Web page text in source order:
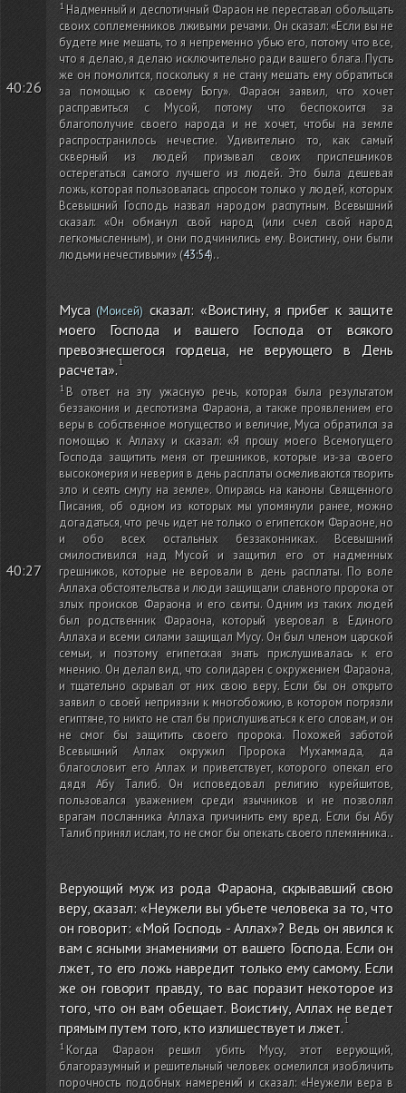
40:26
Надменный и деспотичный Фараон не переставал обольщать
своих соплеменников лживыми речами. Он сказал: «Если вы не
будете мне мешать, то я непременно убью его, потому что все,
что я делаю, я делаю исключительно ради вашего блага. Пусть
же он помолится, поскольку я не стану мешать ему обратиться
за помощью к своему Богу». Фараон заявил, что хочет
расправиться с Мусой, потому что беспокоится за
благополучие своего народа и не хочет, чтобы на земле
распространилось нечестие. Удивительно то, как самый
скверный из людей призывал своих приспешников
остерегаться самого лучшего из людей. Это была дешевая
ложь, которая пользовалась спросом только у людей, которых
Всевышний Господь назвал народом распутным. Всевышний
сказал: «Он обманул свой народ (или счел свой народ
легкомысленным), и они подчинились ему. Воистину, они были
людьми нечестивыми»(43:54)..
40:27
Муса(Моисей) сказал: «Воистину, я прибег к защите
моего Господа и вашего Господа от всякого
превознесшегося гордеца, не верующего в День
расчета».
В ответ на эту ужасную речь, которая была результатом
беззакония и деспотизма Фараона, а также проявлением его
веры в собственное могущество и величие, Муса обратился за
помощью к Аллаху и сказал: «Я прошу моего Всемогущего
Господа защитить меня от грешников, которые из-за своего
высокомерия и неверия в день расплаты осмеливаются творить
зло и сеять смуту на земле». Опираясь на каноны Священного
Писания, об одном из которых мы упомянули ранее, можно
догадаться, что речь идет не только о египетском Фараоне, но
и обо всех остальных беззаконниках. Всевышний
смилостивился над Мусой и защитил его от надменных
грешников, которые не веровали в день расплаты. По воле
Аллаха обстоятельства и люди защищали славного пророка от
злых происков Фараона и его свиты. Одним из таких людей
был родственник Фараона, который уверовал в Единого
Аллаха и всеми силами защищал Мусу. Он был членом царской
семьи, и поэтому египетская знать прислушивалась к его
мнению. Он делал вид, что солидарен с окружением Фараона,
и тщательно скрывал от них свою веру. Если бы он открыто
заявил о своей неприязни к многобожию, в котором погрязли
египтяне, то никто не стал бы прислушиваться к его словам, и он
не смог бы защитить своего пророка. Похожей заботой
Всевышний Аллах окружил Пророка Мухаммада, да
благословит его Аллах и приветствует, которого опекал его
дядя Абу Талиб. Он исповедовал религию курейшитов,
пользовался уважением среди язычников и не позволял
врагам посланника Аллаха причинить ему вред. Если бы Абу
Талиб принял ислам, то не смог бы опекать своего племянника..
Верующий муж из рода Фараона, скрывавший свою
веру, сказал: «Неужели вы убьете человека за то, что
он говорит: «Мой Господь - Аллах»? Ведь он явился к
вам с ясными знамениями от вашего Господа. Если он
лжет, то его ложь навредит только ему самому. Если
же он говорит правду, то вас поразит некоторое из
того, что он вам обещает. Воистину, Аллах не ведет
прямым путем того, кто излишествует и лжет.
Когда Фараон решил убить Мусу, этот верующий,
благоразумный и решительный человек осмелился изобличить
порочность подобных намерений и сказал: «Неужели вера в